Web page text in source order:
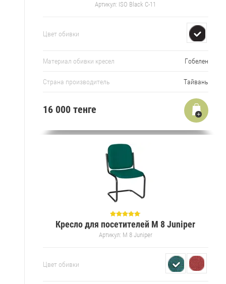
Артикул: ISO Black C-11
Цвет обивки
Материал обивки кресел Гобелен
Страна производитель Тайвань
16 000 тенге
Кресло для посетителей M 8 Juniper
Артикул: M 8 Juniper
Цвет обивки